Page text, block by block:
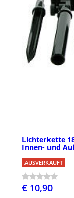
Lichterkette
Innen- und
AUSVERKAUFT
€ 10,90